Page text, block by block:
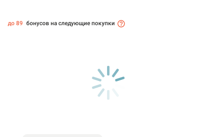
до 89 бонусов на следующие покупки